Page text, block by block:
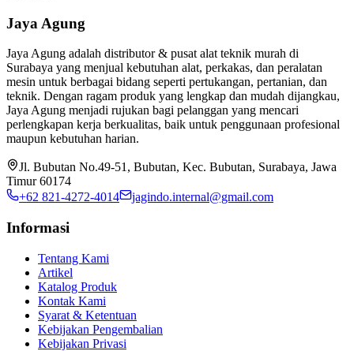
Jaya Agung
Jaya Agung adalah distributor & pusat alat teknik murah di
Surabaya yang menjual kebutuhan alat, perkakas, dan peralatan
mesin untuk berbagai bidang seperti pertukangan, pertanian, dan
teknik. Dengan ragam produk yang lengkap dan mudah dijangkau,
Jaya Agung menjadi rujukan bagi pelanggan yang mencari
perlengkapan kerja berkualitas, baik untuk penggunaan profesional
maupun kebutuhan harian.
Jl. Bubutan No.49-51, Bubutan, Kec. Bubutan, Surabaya, Jawa
Timur 60174
+62 821-4272-4014
jagindo.internal@gmail.com
Informasi
Tentang Kami
Artikel
Katalog Produk
Kontak Kami
Syarat & Ketentuan
Kebijakan Pengembalian
Kebijakan Privasi